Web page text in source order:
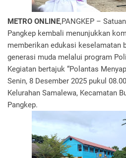
METRO ONLINE,PANGKEP –
Pangkep kembali menunjukkan
memberikan edukasi keselamatan
generasi muda melalui program
Kegiatan bertajuk “Polantas
Senin, 8 Desember 2025 pukul
Kelurahan Samalewa, Kecamatan
Pangkep.